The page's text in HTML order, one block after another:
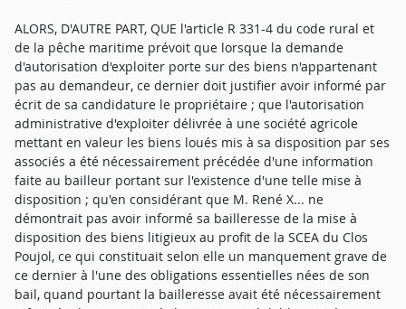
ALORS, D'AUTRE PART, QUE l'article R 331-4 du code rural et
de la pêche maritime prévoit que lorsque la demande
d'autorisation d'exploiter porte sur des biens n'appartenant
pas au demandeur, ce dernier doit justifier avoir informé par
écrit de sa candidature le propriétaire ; que l'autorisation
administrative d'exploiter délivrée à une société agricole
mettant en valeur les biens loués mis à sa disposition par ses
associés a été nécessairement précédée d'une information
faite au bailleur portant sur l'existence d'une telle mise à
disposition ; qu'en considérant que M. René X... ne
démontrait pas avoir informé sa bailleresse de la mise à
disposition des biens litigieux au profit de la SCEA du Clos
Poujol, ce qui constituait selon elle un manquement grave de
ce dernier à l'une des obligations essentielles nées de son
bail, quand pourtant la bailleresse avait été nécessairement